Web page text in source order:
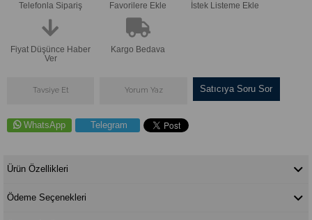
Telefonla Sipariş Favorilere Ekle İstek Listeme Ekle
Fiyat Düşünce Haber
Ver
Kargo Bedava
Tavsiye Et Yorum Yaz Satıcıya Soru Sor
WhatsApp Telegram
Ürün Özellikleri
Ödeme Seçenekleri